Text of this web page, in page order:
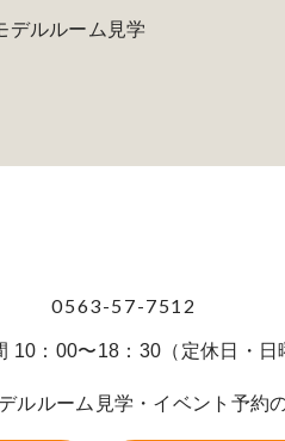
デルルーム見学
0563-57-7512
10：00〜18：30（定休日・日
ルルーム見学・イベント予約